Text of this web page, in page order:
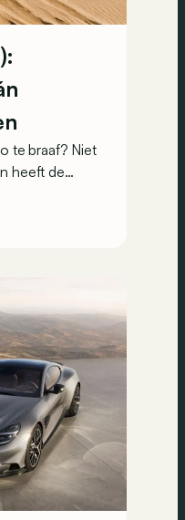
te braaf? Niet
heeft de